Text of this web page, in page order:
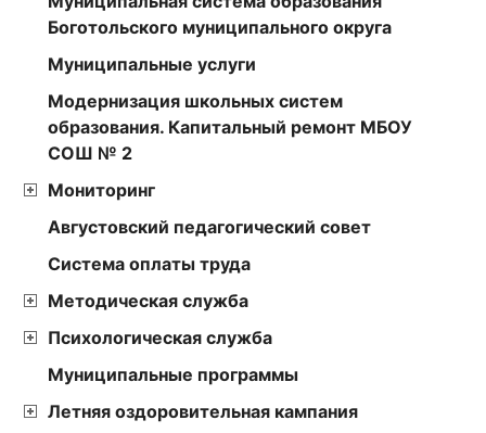
Боготольского муниципального округа
Муниципальные услуги
Модернизация школьных систем
образования. Капитальный ремонт МБОУ
СОШ № 2
Мониторинг
Августовский педагогический совет
Cистема оплаты труда
Методическая служба
Психологическая служба
Муниципальные программы
Летняя оздоровительная кампания